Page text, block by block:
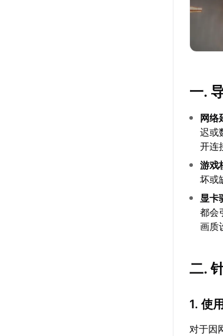
一.
网络
迟或
开连
游戏
坏或
显卡
都会
画质
二.
1. 使
对于因